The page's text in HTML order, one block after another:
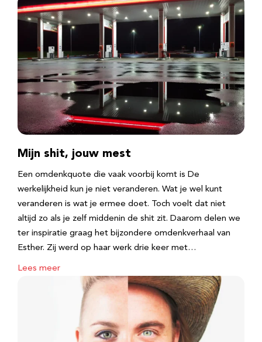
Mijn shit, jouw mest
Een omdenkquote die vaak voorbij komt is De
werkelijkheid kun je niet veranderen. Wat je wel kunt
veranderen is wat je ermee doet. Toch voelt dat niet
altijd zo als je zelf middenin de shit zit. Daarom delen we
ter inspiratie graag het bijzondere omdenkverhaal van
Esther. Zij werd op haar werk drie keer met…
Lees meer